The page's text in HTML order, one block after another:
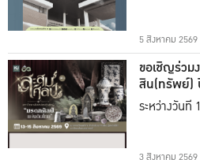
5 สิงหาคม 2569
ขอเชิญร่วม
สิน(ทรัพย์)
ระหว่างวัน